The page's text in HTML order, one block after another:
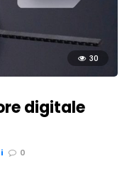
30
digitale
0